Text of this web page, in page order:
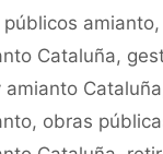
amianto,
Cataluña,
amianto Cataluña
, obras